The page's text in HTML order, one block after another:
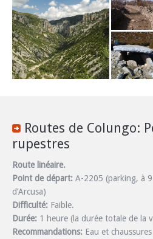
Routes de Colungo:
rupestres
Route linéaire.
Point de départ: A-2205 (parking, à
d’Arcusa)
Difficulté: Faible.
Durée: 1 heure (la durée totale de la
Recommandations: Eau et